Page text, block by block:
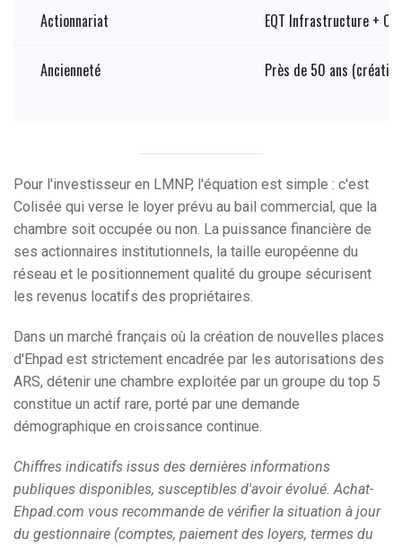
Actionnariat EQT Infrastructure +
Ancienneté Près de 50 ans
Pour l'investisseur en LMNP, l'équation est simple : c'est
Colisée qui verse le loyer prévu au bail commercial, que la
chambre soit occupée ou non. La puissance financière de
ses actionnaires institutionnels, la taille européenne du
réseau et le positionnement qualité du groupe sécurisent
les revenus locatifs des propriétaires.
Dans un marché français où la création de nouvelles places
d'Ehpad est strictement encadrée par les autorisations des
ARS, détenir une chambre exploitée par un groupe du top 5
constitue un actif rare, porté par une demande
démographique en croissance continue.
Chiffres indicatifs issus des dernières informations
publiques disponibles, susceptibles d'avoir évolué. Achat-
Ehpad.com vous recommande de vérifier la situation à jour
du gestionnaire (comptes, paiement des loyers, termes du